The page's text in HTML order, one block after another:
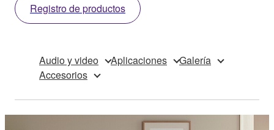
Registro de productos
Audio y video Aplicaciones
Galería
Accesorios